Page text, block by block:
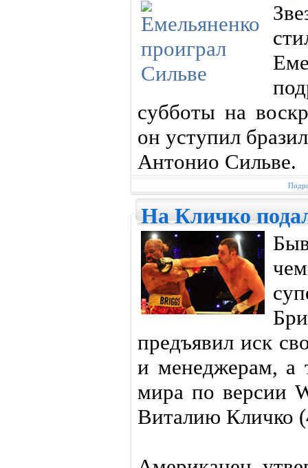
субботы на
он уступил
Антонио Сильве.
На Кличко
предъявил иск
и менеджерам, а
мира по версии
Виталию Кличко